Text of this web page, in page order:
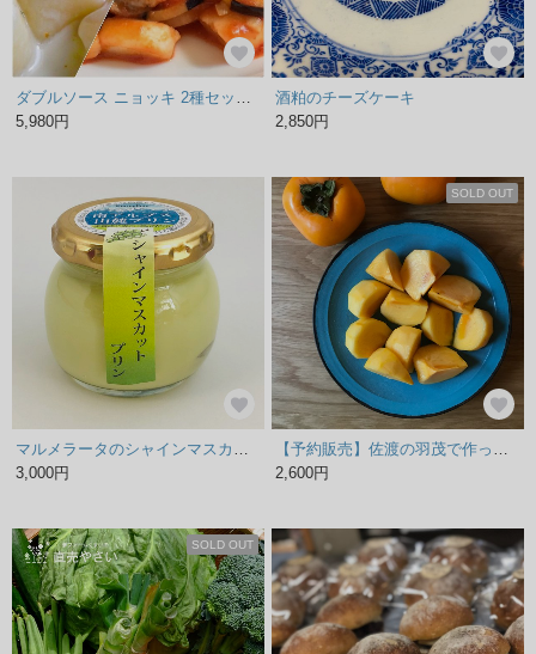
5,980円
酒粕のチーズケーキ
2,850円
3,000円
SOLD OUT
2,600円
SOLD OUT